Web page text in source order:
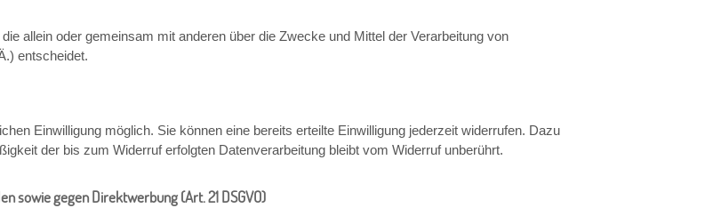
allein oder gemeinsam mit anderen über die Zwecke und Mittel der Verarbeitung von
entscheidet.
Einwilligung möglich. Sie können eine bereits erteilte Einwilligung jederzeit widerrufen. Dazu
der bis zum Widerruf erfolgten Datenverarbeitung bleibt vom Widerruf unberührt.
sowie gegen Direktwerbung (Art. 21 DSGVO)